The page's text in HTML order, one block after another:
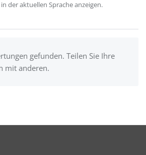
der aktuellen Sprache anzeigen.
gefunden. Teilen Sie Ihre
mit anderen.